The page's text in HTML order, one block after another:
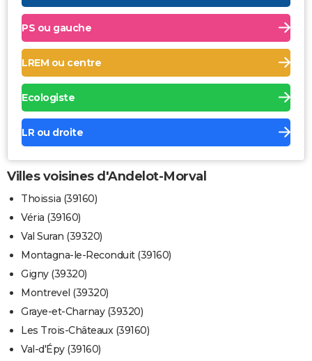
PS ou gauche
LREM ou centre
Ecologiste
LR ou droite
Villes voisines d'Andelot-Morval
Thoissia (39160)
Véria (39160)
Val Suran (39320)
Montagna-le-Reconduit (39160)
Gigny (39320)
Montrevel (39320)
Graye-et-Charnay (39320)
Les Trois-Châteaux (39160)
Val-d'Épy (39160)